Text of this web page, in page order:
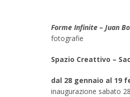
Forme Infinite – Juan
fotografie
Spazio Creattivo –
dal 28 gennaio al 19
inaugurazione sabato